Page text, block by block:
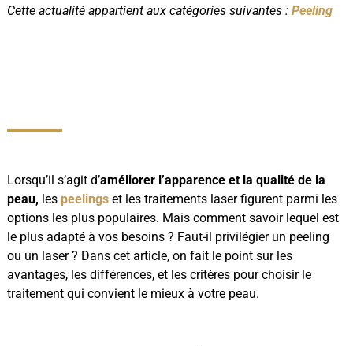
Cette actualité appartient aux catégories suivantes : Peeling
Lorsqu’il s’agit d’améliorer l’apparence et la qualité de la
peau, les peelingset les traitements laser figurent parmi les
options les plus populaires. Mais comment savoir lequel est
le plus adapté à vos besoins ? Faut-il privilégier un peeling
ou un laser ? Dans cet article, on fait le point sur les
avantages, les différences, et les critères pour choisir le
traitement qui convient le mieux à votre peau.